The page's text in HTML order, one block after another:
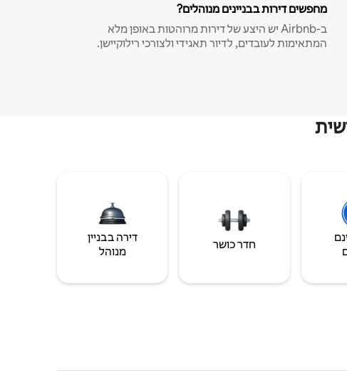
מחפשים דירות בבניינים מנוהלים?
ב-Airbnb יש היצע של דירות מרוהטות באופן מלא
המתאימות לעובדים, לדיור תאגידי ולצורכי רילוקיישן.
חדר כושר
דירה בבניין
מנוהל